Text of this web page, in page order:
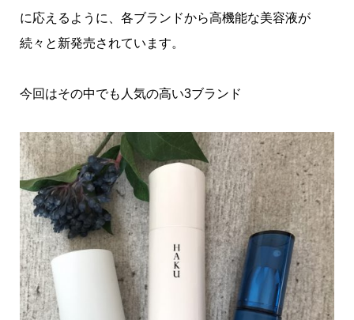
に応えるように、各ブランドから高機能な美容液が
続々と新発売されています。
今回はその中でも人気の高い3ブランド